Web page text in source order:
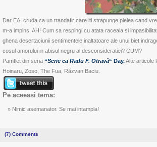
Dar EA, cruda ca un trandafir care iti strapunge pielea cand
m-a impins. AH! Cum sa respingi cu atata raceala si
ghena desertaciunii sentimentele inaltatoare ale unui biet
cosul amorului in abisul negru al desconsideratiei? CUM?
Pamflet din seria“Scrie ca Radu F. Otravă“ Day.Alte articole
Hoinaru, Zoso, The Fua, Răzvan Baciu.
Pe aceeasi tema:
Nimic asemanator. Se mai intampla!
(7)Comments